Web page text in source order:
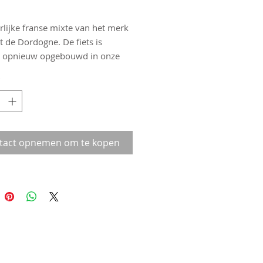
franse mixte van het merk
de Dordogne. De fiets is
opgebouwd in onze
en remblokken. Klaar
ritjes door de stad.
52cm.
opnemen om te kopen